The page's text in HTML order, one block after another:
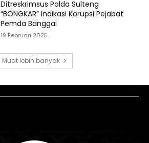
Ditreskrimsus Polda Sulteng
“BONGKAR” Indikasi Korupsi Pejabat
Pemda Banggai
19 Februari 2025
Muat lebih banyak